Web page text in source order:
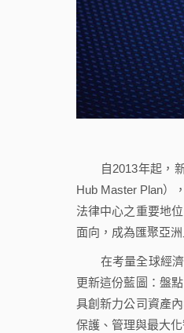
自2013年起，新
Hub Master Plan）
法律中心之重要地
面向，成為匯聚亞
在考量全球經濟
更新這份藍圖：盤
具創新力公司資產
保護、管理與最大